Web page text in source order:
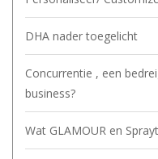
DHA nader toegelicht
Concurrentie , een
business?
Wat GLAMOUR en